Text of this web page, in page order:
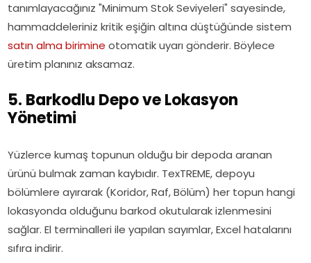
tanımlayacağınız "Minimum Stok Seviyeleri" sayesinde,
hammaddeleriniz kritik eşiğin altına düştüğünde sistem
satın alma birimine otomatik uyarı gönderir. Böylece
üretim planınız aksamaz.
5. Barkodlu Depo ve Lokasyon
Yönetimi
Yüzlerce kumaş topunun olduğu bir depoda aranan
ürünü bulmak zaman kaybıdır. TexTREME, depoyu
bölümlere ayırarak (Koridor, Raf, Bölüm) her topun hangi
lokasyonda olduğunu barkod okutularak izlenmesini
sağlar. El terminalleri ile yapılan sayımlar, Excel hatalarını
sıfıra indirir.